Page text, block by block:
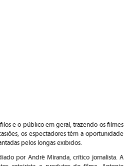
e o público em geral, trazendo os filmes
os espectadores têm a oportunidade
pelos longas exibidos.
por André Miranda, crítico jornalista. A